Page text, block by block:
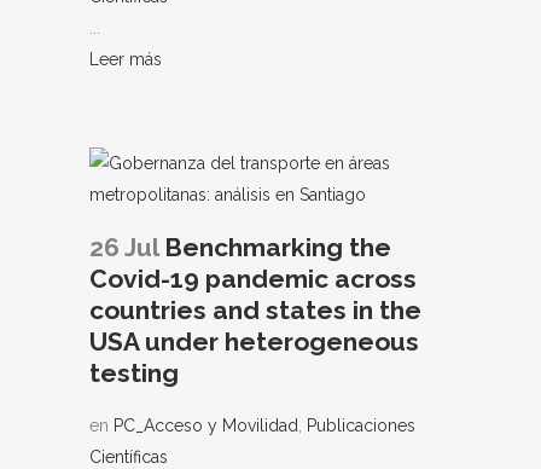
...
Leer más
26 Jul Benchmarking the
Covid-19 pandemic across
countries and states in the
USA under heterogeneous
testing
en PC_Acceso y Movilidad
Publicaciones
Científicas